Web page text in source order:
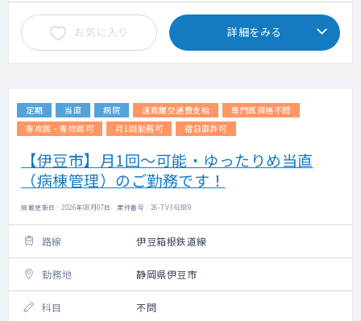
お気に入り 詳細をみる
定期 当直 病院 遠距離交通費支給
専門医資格不問
専攻医・専修医可
月1回勤務可 宿日直許可
【伊豆市】月1回～可能・ゆったりめ当直
（病棟管理）のご勤務です！
掲載更新日 : 2026年08月07日 案件番号 : 26-TV341889
路線 伊豆箱根鉄道線
勤務地 静岡県伊豆市
科目 不問